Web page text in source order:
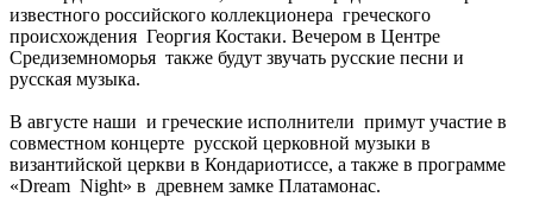
известного российского коллекционера греческого
происхождения Георгия Костаки. Вечером в Центре
Средиземноморья также будут звучать русские песни и
русская музыка.
В августе наши и греческие исполнители примут участие в
совместном концерте русской церковной музыки в
византийской церкви в Кондариотиссе, а также в программе
«Dream Night» в древнем замке Платамонас.